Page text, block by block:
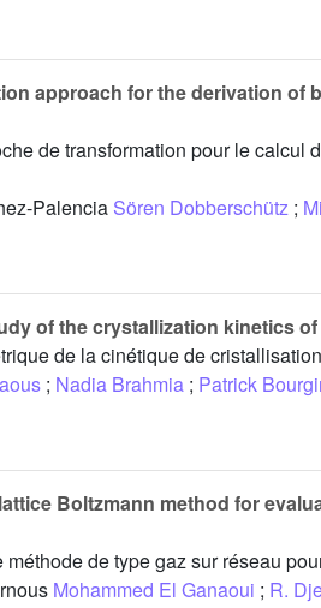
approach for the derivation of
de transformation pour le
Palencia Sören Dobberschütz ;
of the crystallization kinetics
de la cinétique de
; Nadia Brahmia ; Patrick
Boltzmann method for
méthode de type gaz sur réseau
Mohammed El Ganaoui ; R.